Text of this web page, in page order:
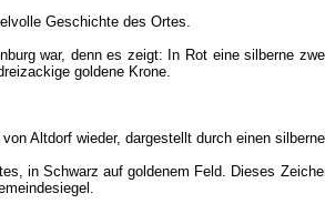
Geschichte des Ortes.
war, denn es zeigt: In Rot eine silberne
goldene Krone.
Altdorf wieder, dargestellt durch einen
in Schwarz auf goldenem Feld. Dieses